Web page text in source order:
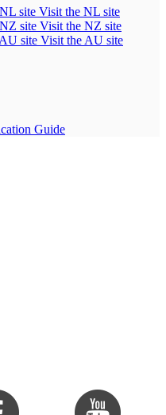
Visit the NL site
Visit the NZ site
Visit the AU site
Guide